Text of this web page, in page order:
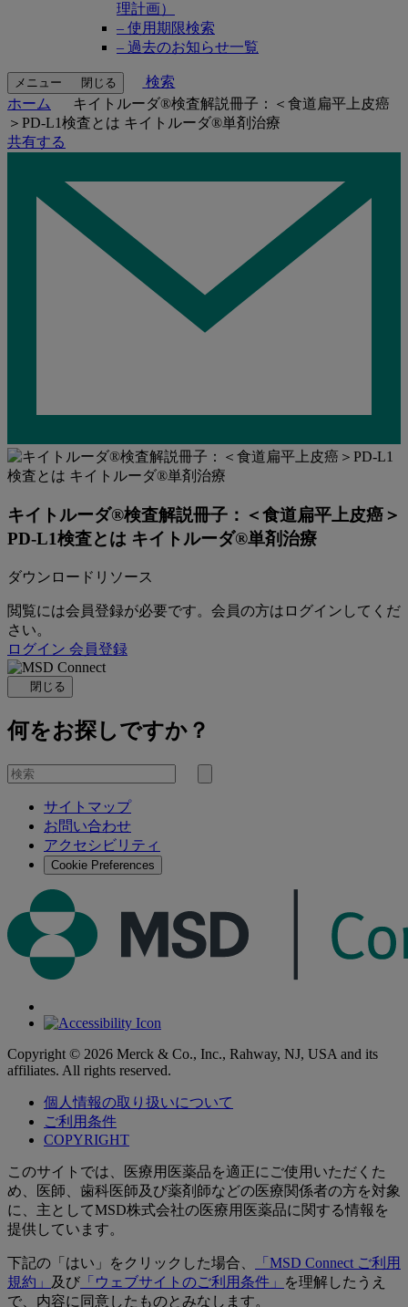
理計画）
– 使用期限検索
– 過去のお知らせ一覧
メニュー 閉じる
検索
ホーム
キイトルーダ®検査解説冊子：＜食道扁平上皮癌
＞PD-L1検査とは キイトルーダ®単剤治療
共有する
キイトルーダ®検査解説冊子：＜食道扁平上皮癌＞
PD-L1検査とは キイトルーダ®単剤治療
ダウンロードリソース
閲覧には会員登録が必要です。会員の方はログインしてくだ
さい。
ログイン 会員登録
閉じる
何をお探しですか？
を
検
サイトマップ
お問い合わせ
アクセシビリティ
Cookie Preferences
Copyright © 2026 Merck & Co., Inc., Rahway, NJ, USA and its
affiliates. All rights reserved.
個人情報の取り扱いについて
ご利用条件
COPYRIGHT
このサイトでは、医療用医薬品を適正にご使用いただくた
め、医師、歯科医師及び薬剤師などの医療関係者の方を対象
に、主としてMSD株式会社の医療用医薬品に関する情報を
提供しています。
下記の「はい」をクリックした場合、
「MSD Connect ご利用
規約」
及び 「ウェブサイトのご利用条件」
を理解したうえ
で、内容に同意したものとみなします。